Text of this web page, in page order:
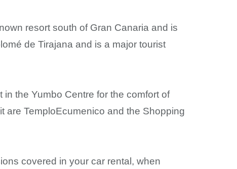
resort south of Gran Canaria and is
de Tirajana and is a major tourist
the Yumbo Centre for the comfort of
are TemploEcumenico and the Shopping
covered in your car rental, when